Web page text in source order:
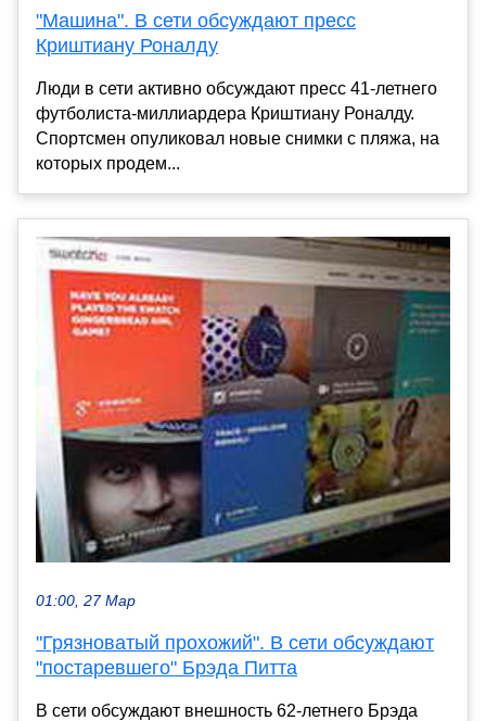
"Машина". В сети обсуждают пресс
Криштиану Роналду
Люди в сети активно обсуждают пресс 41-летнего
футболиста-миллиардера Криштиану Роналду.
Спортсмен опуликовал новые снимки с пляжа, на
которых продем...
01:00, 27 Мар
"Грязноватый прохожий". В сети обсуждают
"постаревшего" Брэда Питта
В сети обсуждают внешность 62-летнего Брэда